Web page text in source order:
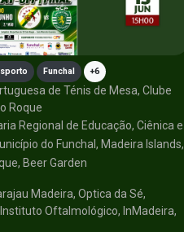
Funchal +6
de Ténis de Mesa, Clube
Roque
Regional de Educação, Ciênica e
do Funchal, Madeira Islands,
Beer Garden
Madeira, Optica da Sé,
Oftalmológico, InMadeira,